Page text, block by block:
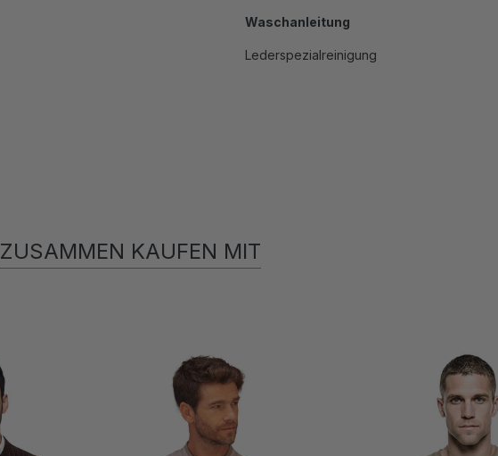
Waschanleitung
Lederspezialreinigung
ZUSAMMEN KAUFEN MIT